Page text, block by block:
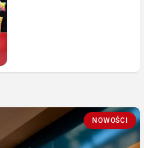
NOWOŚCI